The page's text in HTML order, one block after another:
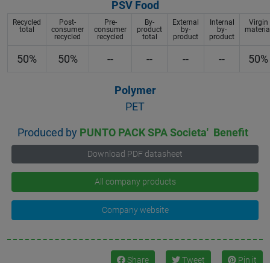
PSV Food
Recycled
total
Post-
consumer
recycled
Pre-
consumer
recycled
By-
product
total
External
by-
product
Internal
by-
product
Virgin
50% 50% -- -- -- -- 50%
Polymer
PET
Produced by PUNTO PACK SPA Societa' Benefit
Download PDF datasheet
All company products
Company website
Share Tweet Pin it